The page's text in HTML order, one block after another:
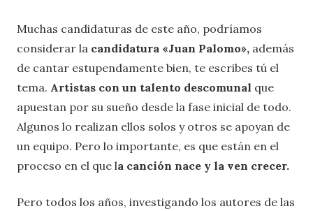
Muchas candidaturas de este año, podríamos
considerar la candidatura «Juan Palomo», además
de cantar estupendamente bien, te escribes tú el
tema. Artistas con un talento descomunal que
apuestan por su sueño desde la fase inicial de todo.
Algunos lo realizan ellos solos y otros se apoyan de
un equipo. Pero lo importante, es que están en el
proceso en el que la canción nace y la ven crecer.
Pero todos los años, investigando los autores de las